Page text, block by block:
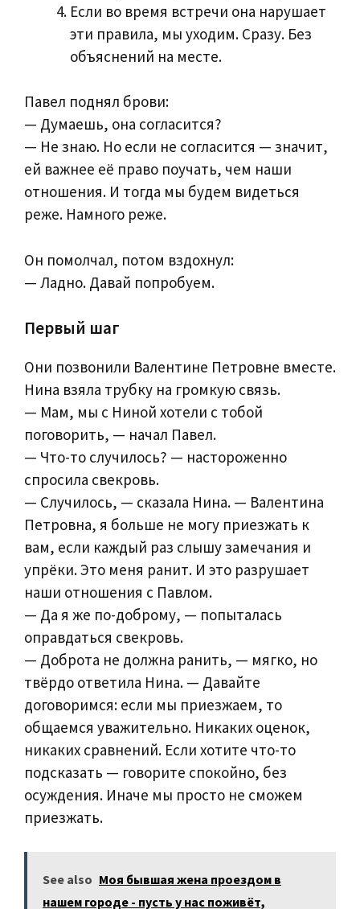
Если во время встречи она нарушает
эти правила, мы уходим. Сразу. Без
объяснений на месте.
Павел поднял брови:
— Думаешь, она согласится?
— Не знаю. Но если не согласится — значит,
ей важнее её право поучать, чем наши
отношения. И тогда мы будем видеться
реже. Намного реже.
Он помолчал, потом вздохнул:
— Ладно. Давай попробуем.
Первый шаг
Они позвонили Валентине Петровне вместе.
Нина взяла трубку на громкую связь.
— Мам, мы с Ниной хотели с тобой
поговорить, — начал Павел.
— Что-то случилось? — настороженно
спросила свекровь.
— Случилось, — сказала Нина. — Валентина
Петровна, я больше не могу приезжать к
вам, если каждый раз слышу замечания и
упрёки. Это меня ранит. И это разрушает
наши отношения с Павлом.
— Да я же по-доброму, — попыталась
оправдаться свекровь.
— Доброта не должна ранить, — мягко, но
твёрдо ответила Нина. — Давайте
договоримся: если мы приезжаем, то
общаемся уважительно. Никаких оценок,
никаких сравнений. Если хотите что-то
подсказать — говорите спокойно, без
осуждения. Иначе мы просто не сможем
приезжать.
See also Моя бывшая жена проездом в
нашем городе - пусть у нас поживёт,